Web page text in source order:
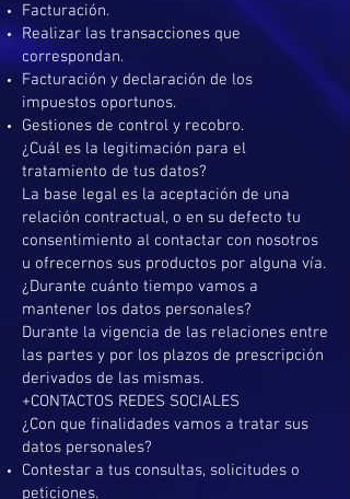
Facturación.
Realizar las transacciones que
correspondan.
Facturación y declaración de los
impuestos oportunos.
Gestiones de control y recobro.
¿Cuál es la legitimación para el
tratamiento de tus datos?
La base legal es la aceptación de una
relación contractual, o en su defecto tu
consentimiento al contactar con nosotros
u ofrecernos sus productos por alguna vía.
¿Durante cuánto tiempo vamos a
mantener los datos personales?
Durante la vigencia de las relaciones entre
las partes y por los plazos de prescripción
derivados de las mismas.
+CONTACTOS REDES SOCIALES
¿Con que finalidades vamos a tratar sus
datos personales?
Contestar a tus consultas, solicitudes o
peticiones.